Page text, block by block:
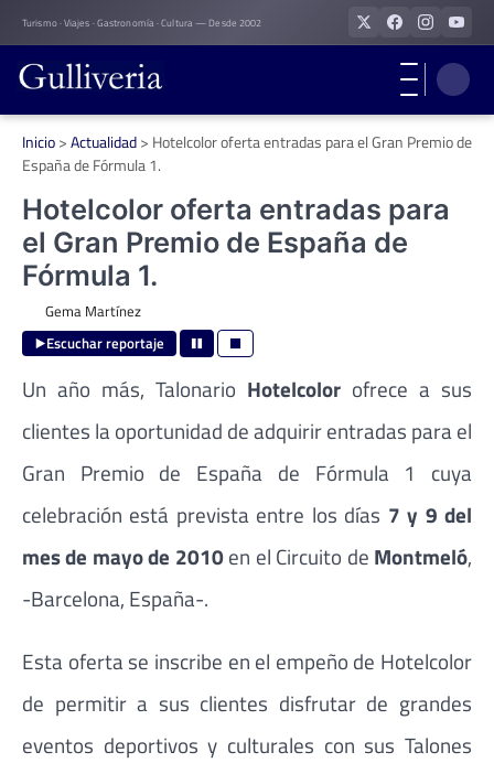
Skip
to
content
Turismo · Viajes · Gastronomía · Cultura — Desde 2002
Inicio>Actualidad> Hotelcolor oferta entradas para el Gran Premio de
España de Fórmula 1.
Hotelcolor oferta entradas para
el Gran Premio de España de
Fórmula 1.
Gema Martínez
Escuchar reportaje
Un año más, Talonario Hotelcolor ofrece a sus
clientes la oportunidad de adquirir entradas para el
Gran Premio de España de Fórmula 1 cuya
celebración está prevista entre los días 7 y 9 del
mes de mayo de 2010en el Circuito de Montmeló,
-Barcelona, España-.
Esta oferta se inscribe en el empeño de Hotelcolor
de permitir a sus clientes disfrutar de grandes
eventos deportivos y culturales con sus Talones